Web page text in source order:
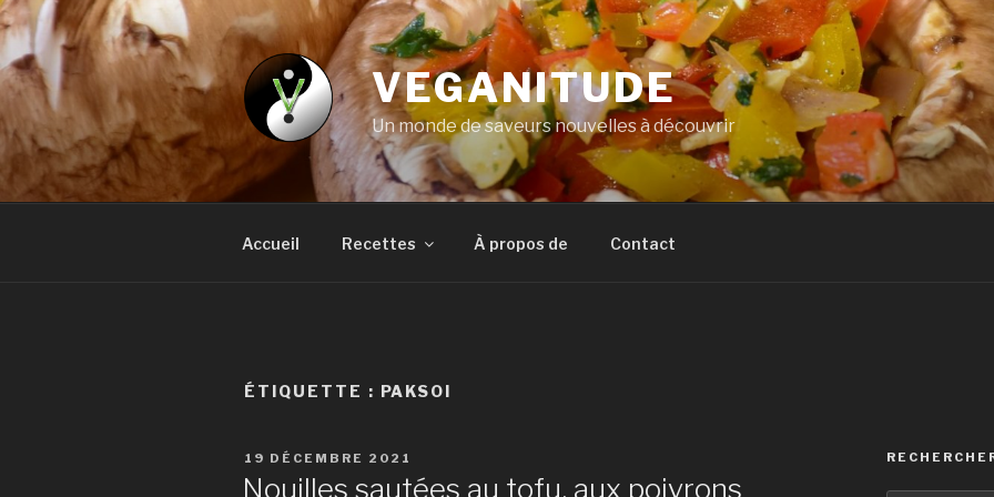
Aller
au
contenu
principal
VEGANITUDE
Un monde de saveurs nouvelles à découvrir
Accueil Recettes À propos de Contact
ÉTIQUETTE : PAKSOI
PUBLIÉ
19 DÉCEMBRE 2021
Nouilles sautées au tofu, aux poivrons